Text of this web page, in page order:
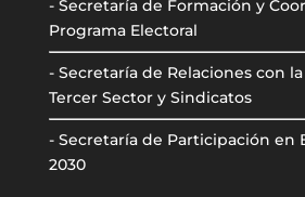
- Secretaría de Formación y
Programa Electoral
- Secretaría de Relaciones con
Tercer Sector y Sindicatos
- Secretaría de Participación en
2030